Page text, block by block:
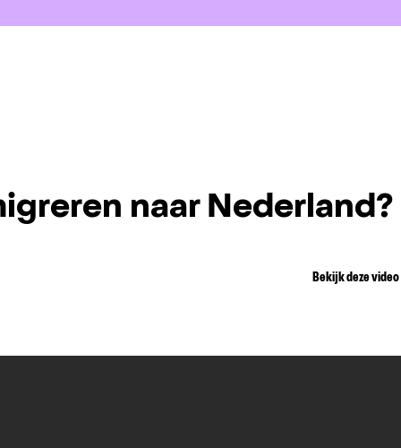
naar Nederland?
Bekijk deze video